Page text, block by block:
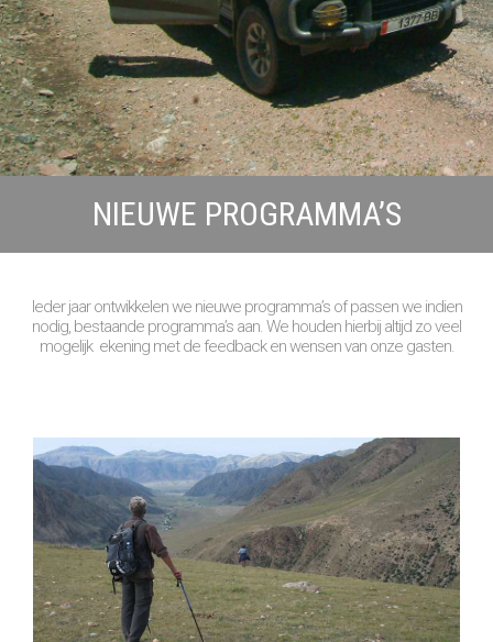
NIEUWE PROGRAMMA’S
Ieder jaar ontwikkelen we nieuwe programma’s of passen we indien
nodig, bestaande programma’s aan. We houden hierbij altijd zo veel
mogelijk ekening met de feedback en wensen van onze gasten.